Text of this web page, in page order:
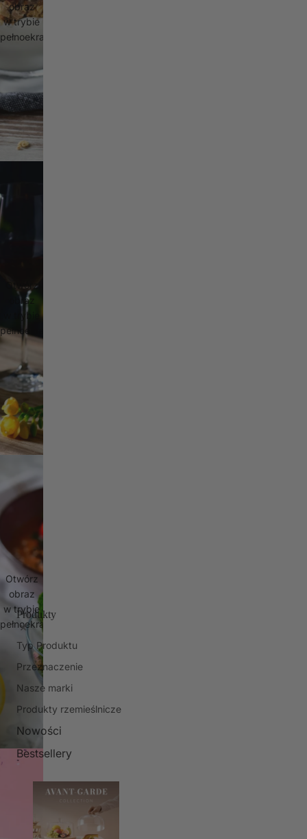
Produkty
Typ Produktu
Przeznaczenie
Nasze marki
Produkty rzemieślnicze
Nowości
Bestsellery
obraz
w trybie
pełnoekranowym
Otwórz
obraz
w trybie
pełnoekranowym
Otwórz
obraz
w trybie
pełnoekranowym